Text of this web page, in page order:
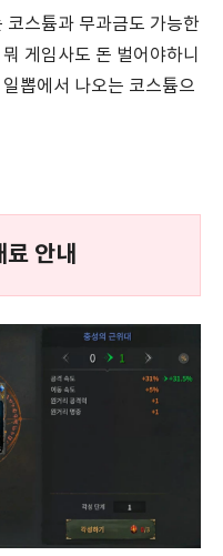
코스튬과 무과금도 가능한
게임사도 돈 벌어야하니
뽑에서 나오는 코스튬으
안내